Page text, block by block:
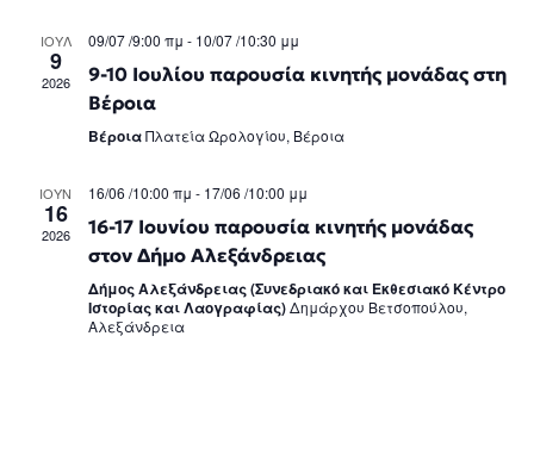
ΙΟΎΛ
9
2026
09/07 /9:00 πμ - 10/07 /10:30 μμ
9-10 Ιουλίου παρουσία κινητής μονάδας στη
Βέροια
ΒέροιαΠλατεία Ωρολογίου, Βέροια
ΙΟΎΝ
16
2026
16/06 /10:00 πμ - 17/06 /10:00 μμ
16-17 Ιουνίου παρουσία κινητής μονάδας
στον Δήμο Αλεξάνδρειας
Δήμος Αλεξάνδρειας (Συνεδριακό και Εκθεσιακό Κέντρο
Ιστορίας και Λαογραφίας)Δημάρχου Βετσοπούλου,
Αλεξάνδρεια